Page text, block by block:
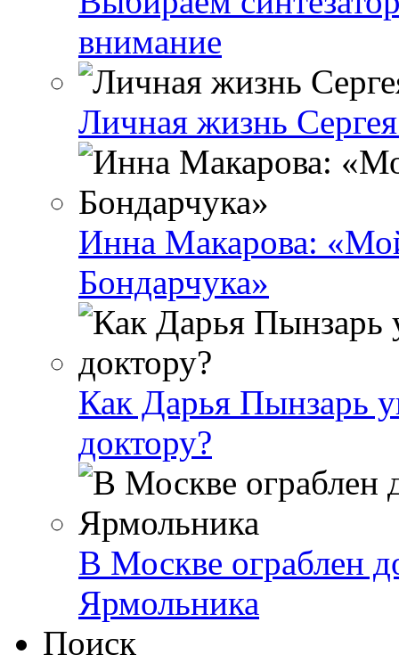
внимание
Личная жизнь
Инна Макарова:
Бондарчука»
Как Дарья Пынзарь
доктору?
В Москве ограблен
Ярмольника
Поиск